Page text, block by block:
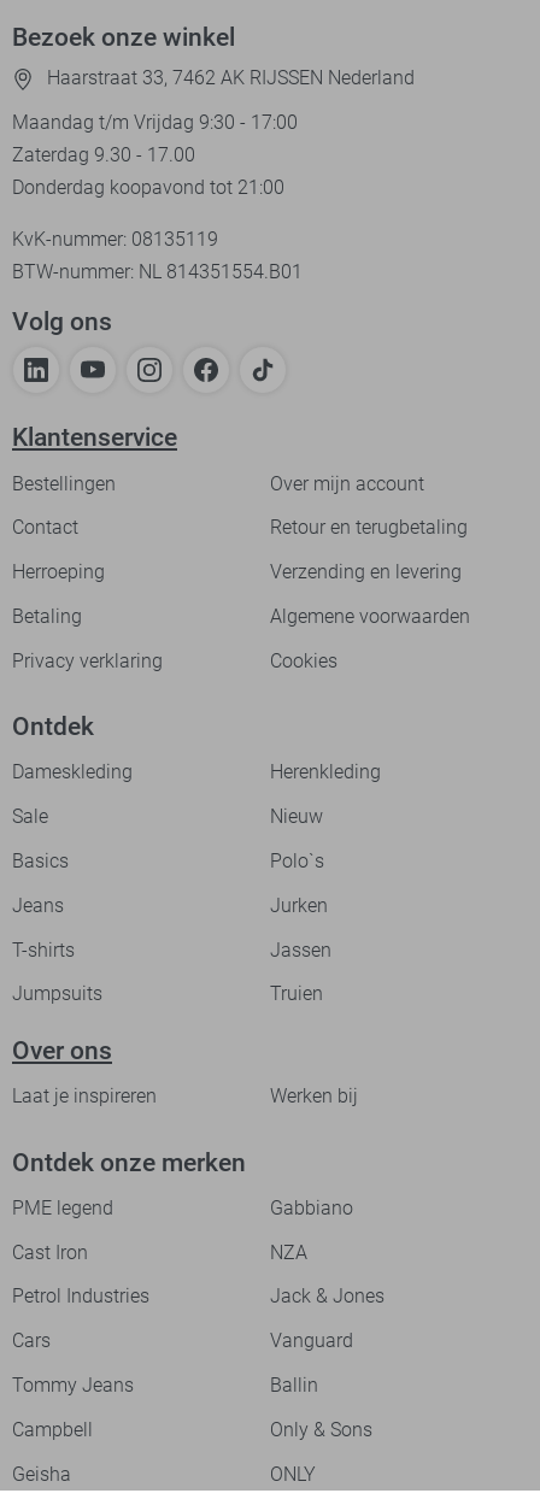
Bezoek onze winkel
Haarstraat 33, 7462 AK RIJSSEN Nederland
Maandag t/m Vrijdag 9:30 - 17:00
Zaterdag 9.30 - 17.00
Donderdag koopavond tot 21:00
KvK-nummer: 08135119
BTW-nummer: NL 814351554.B01
Volg ons
Klantenservice
Bestellingen
Over mijn account
Contact
Retour en terugbetaling
Herroeping
Verzending en levering
Betaling
Algemene voorwaarden
Privacy verklaring
Cookies
Ontdek
Dameskleding
Herenkleding
Sale
Nieuw
Basics
Polo`s
Jeans
Jurken
T-shirts
Jassen
Jumpsuits
Truien
Over ons
Laat je inspireren Werken bij
Ontdek onze merken
PME legend
Gabbiano
Cast Iron
NZA
Petrol Industries
Jack & Jones
Cars
Vanguard
Tommy Jeans
Ballin
Campbell
Only & Sons
Geisha
ONLY